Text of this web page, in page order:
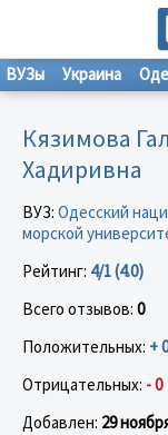
ВУЗы Украина
Кязимова
Хадиривна
ВУЗ: Одесский
морской
Рейтинг: 4/1 (4.0)
Всего отзывов: 0
Положительных: + 0
Отрицательных: - 0
Добавлен: 29